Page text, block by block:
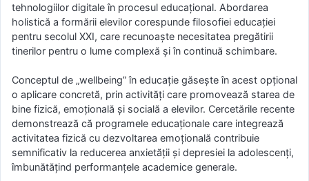
tehnologiilor digitale în procesul educațional. Abordarea
holistică a formării elevilor corespunde filosofiei educației
pentru secolul XXI, care recunoaște necesitatea pregătirii
tinerilor pentru o lume complexă și în continuă schimbare.
Conceptul de „wellbeing” în educație găsește în acest opțional
o aplicare concretă, prin activități care promovează starea de
bine fizică, emoțională și socială a elevilor. Cercetările recente
demonstrează că programele educaționale care integrează
activitatea fizică cu dezvoltarea emoțională contribuie
semnificativ la reducerea anxietății și depresiei la adolescenți,
îmbunătățind performanțele academice generale.